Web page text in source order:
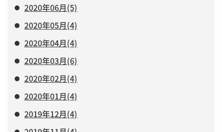
2020年06月(5)
2020年05月(4)
2020年04月(4)
2020年03月(6)
2020年02月(4)
2020年01月(4)
2019年12月(4)